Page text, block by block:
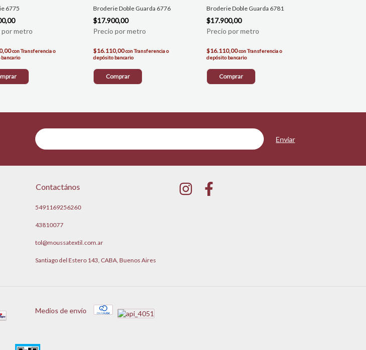
6775
conTransferencia o
Broderie Doble Guarda 6776
$17.900,00
$16.110,00conTransferencia o
depósito bancario
Comprar
Broderie Doble Guarda 6781
$17.900,00
$16.110,00conTransferencia o
depósito bancario
Comprar
Contactános
5491169256260
43810077
tol@moussatextil.com.ar
Santiago del Estero 143, CABA, Buenos Aires
Medios de envío